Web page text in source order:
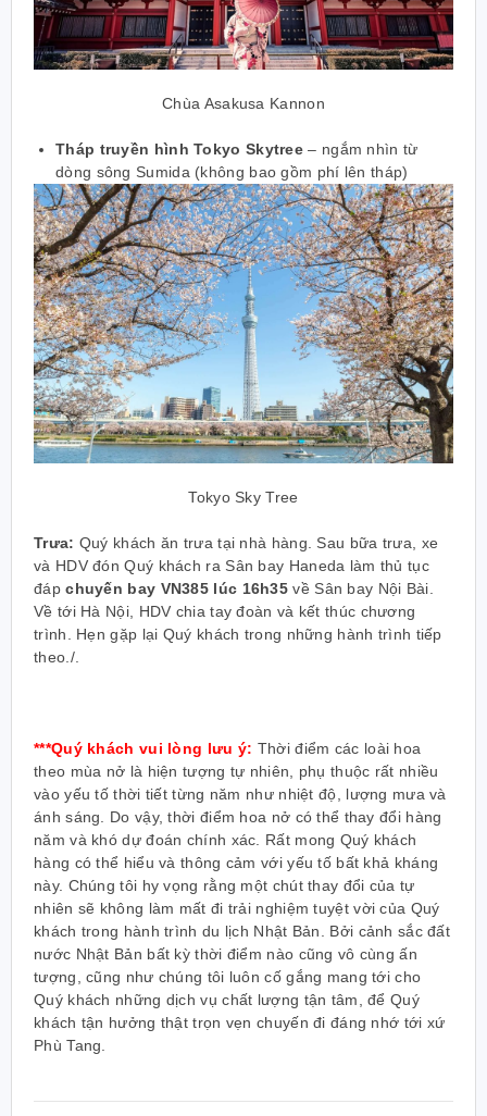
Chùa Asakusa Kannon
Tháp truyền hình Tokyo Skytree – ngắm nhìn từ
dòng sông Sumida (không bao gồm phí lên tháp)
Tokyo Sky Tree
Trưa: Quý khách ăn trưa tại nhà hàng. Sau bữa trưa, xe
và HDV đón Quý khách ra Sân bay Haneda làm thủ tục
đápchuyến bay VN385 lúc 16h35 về Sân bay Nội Bài.
Về tới Hà Nội, HDV chia tay đoàn và kết thúc chương
trình. Hẹn gặp lại Quý khách trong những hành trình tiếp
theo./.
***Quý khách vui lòng lưu ý: Thời điểm các loài hoa
theo mùa nở là hiện tượng tự nhiên, phụ thuộc rất nhiều
vào yếu tố thời tiết từng năm như nhiệt độ, lượng mưa và
ánh sáng. Do vậy, thời điểm hoa nở có thể thay đổi hàng
năm và khó dự đoán chính xác. Rất mong Quý khách
hàng có thể hiểu và thông cảm với yếu tố bất khả kháng
này. Chúng tôi hy vọng rằng một chút thay đổi của tự
nhiên sẽ không làm mất đi trải nghiệm tuyệt vời của Quý
khách trong hành trình du lịch Nhật Bản. Bởi cảnh sắc đất
nước Nhật Bản bất kỳ thời điểm nào cũng vô cùng ấn
tượng, cũng như chúng tôi luôn cố gắng mang tới cho
Quý khách những dịch vụ chất lượng tận tâm, để Quý
khách tận hưởng thật trọn vẹn chuyến đi đáng nhớ tới xứ
Phù Tang.